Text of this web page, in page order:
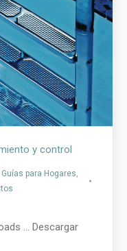
y control
Guías para Hogares,
… Descargar